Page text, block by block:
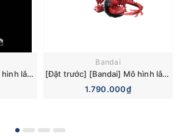
[Đặt trước] [Bandai] Mô hình lắp ráp Figure-rise Standard Kamen Rider New No. 1 Model Kit
Bandai
[Đặt trước] [Bandai] Mô hình lắp ráp Figure-rise Standard Amplified -Egyptian God- Slifer the Sky Dragon Model Kit
1.790.000₫